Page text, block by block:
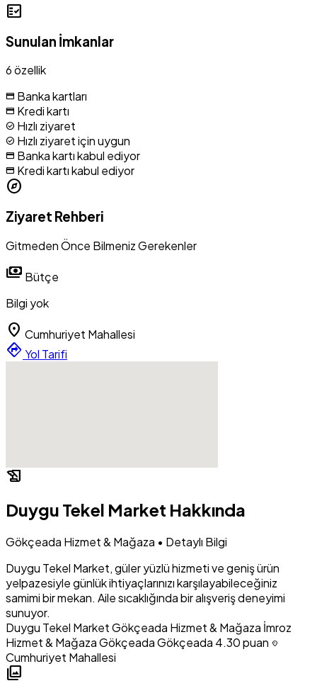
fact_check
Sunulan İmkanlar
6 özellik
credit_card Banka kartları
credit_card Kredi kartı
check_circle Hızlı ziyaret
check_circle Hızlı ziyaret için uygun
credit_card Banka kartı kabul ediyor
credit_card Kredi kartı kabul ediyor
explore
Ziyaret Rehberi
Gitmeden Önce Bilmeniz Gerekenler
payments Bütçe
Bilgi yok
location_on Cumhuriyet Mahallesi
directions Yol Tarifi
history_edu
Duygu Tekel Market Hakkında
Gökçeada Hizmet & Mağaza • Detaylı Bilgi
Duygu Tekel Market, güler yüzlü hizmeti ve geniş ürün
yelpazesiyle günlük ihtiyaçlarınızı karşılayabileceğiniz
samimi bir mekan. Aile sıcaklığında bir alışveriş deneyimi
sunuyor.
Duygu Tekel MarketGökçeada Hizmet & Mağaza İmroz
Hizmet & MağazaGökçeada Gökçeada 4.30 puan location_on
Cumhuriyet Mahallesi
photo_library